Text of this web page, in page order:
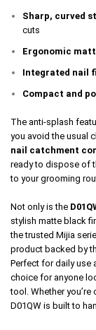
Sharp, curved
cuts
Ergonomic
Integrated nail
Compact and
The anti-splash
you avoid the usual
nail catchment
ready to dispose of
to your grooming
Not only is the
stylish matte black
the trusted Mijia
product backed by
Perfect for daily use
choice for anyone
tool. Whether
D01QW is built to